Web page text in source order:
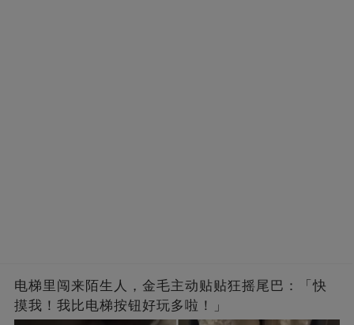
电梯里闯来陌生人，金毛主动贴贴狂摇尾巴：「快
摸我！我比电梯按钮好玩多啦！」